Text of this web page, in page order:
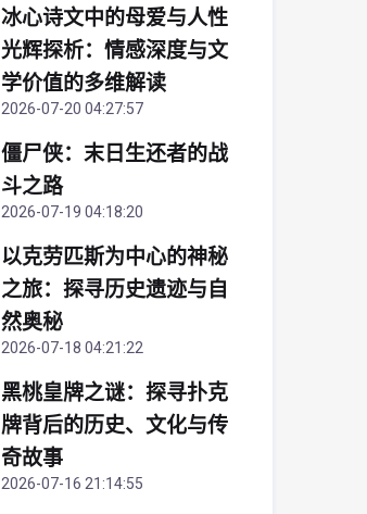
冰心诗文中的母爱与人性
光辉探析：情感深度与文
学价值的多维解读
2026-07-20 04:27:57
僵尸侠：末日生还者的战
斗之路
2026-07-19 04:18:20
以克劳匹斯为中心的神秘
之旅：探寻历史遗迹与自
然奥秘
2026-07-18 04:21:22
黑桃皇牌之谜：探寻扑克
牌背后的历史、文化与传
奇故事
2026-07-16 21:14:55